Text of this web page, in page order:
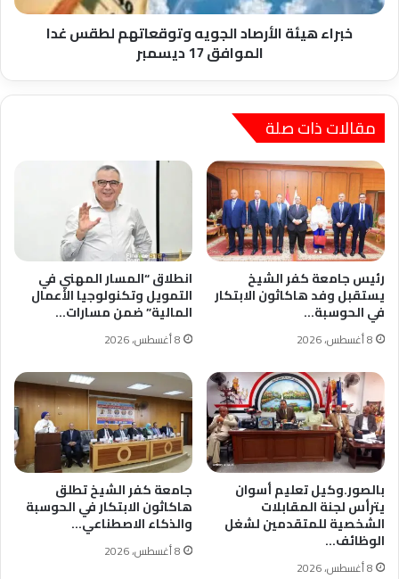
17
ديسمبرخبراء هيئة الأرصاد الجويه وتوقعاتهم لطقس غدا
الموافق 17 ديسمبر
مقالات ذات صلة
رئيس جامعة كفر الشيخ
يستقبل وفد هاكاثون الابتكار
في الحوسبة…
8 أغسطس، 2026
انطلاق “المسار المهني في
التمويل وتكنولوجيا الأعمال
المالية” ضمن مسارات…
8 أغسطس، 2026
بالصور.وكيل تعليم أسوان
يترأس لجنة المقابلات
الشخصية للمتقدمين لشغل
الوظائف…
8 أغسطس، 2026
جامعة كفر الشيخ تطلق
هاكاثون الابتكار في الحوسبة
والذكاء الاصطناعي…
8 أغسطس، 2026